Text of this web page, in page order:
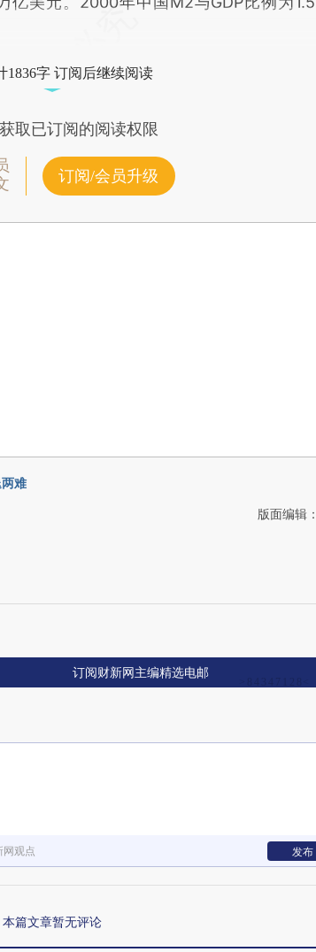
1836字 订阅后继续阅读
取已订阅的阅读权限
订阅/会员升级
两难
版面编辑
订阅财新网主编精选电邮
网观点 发布
本篇文章暂无评论